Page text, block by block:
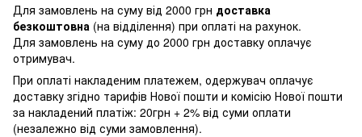
Для замовлень на суму від 2000 грн доставка
безкоштовна (на відділення) при оплаті на рахунок.
Для замовлень на суму до 2000 грн доставку оплачує
отримувач.
При оплаті накладеним платежем, одержувач оплачує
доставку згідно тарифів Нової пошти и комісію Нової пошти
за накладений платіж: 20грн + 2% від суми оплати
(незалежно від суми замовлення).